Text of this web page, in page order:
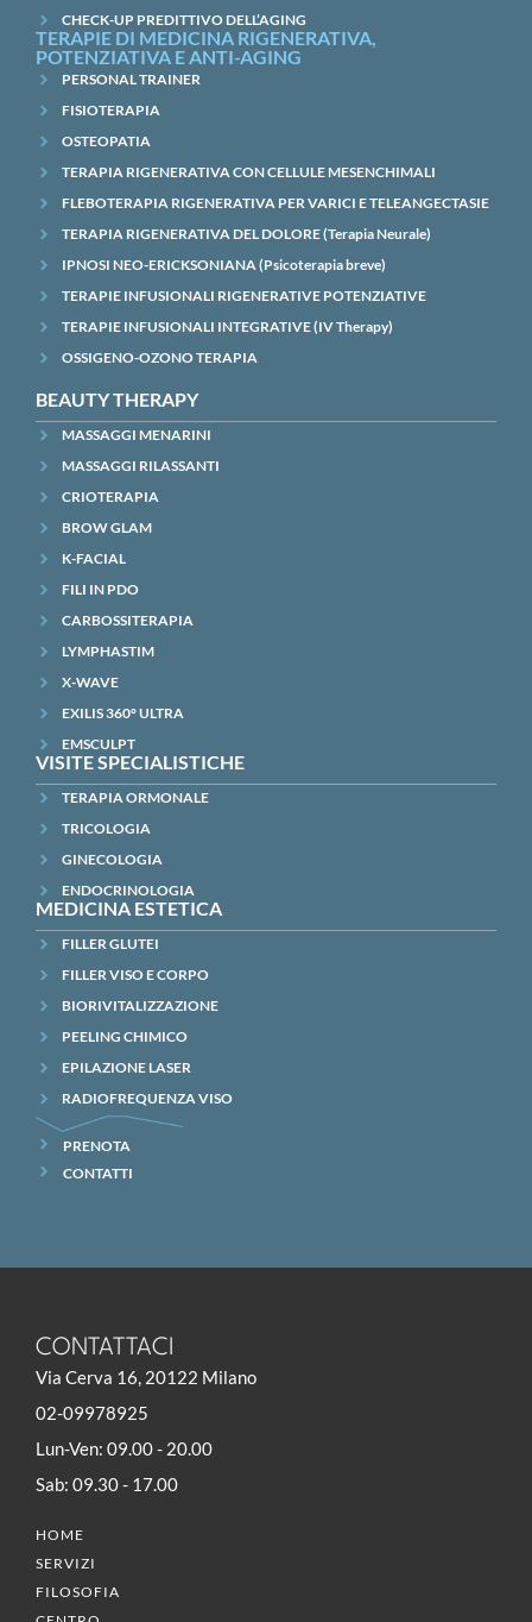
CHECK-UP PREDITTIVO DELL’AGING
TERAPIE DI MEDICINA RIGENERATIVA,
POTENZIATIVA E ANTI-AGING
PERSONAL TRAINER
FISIOTERAPIA
OSTEOPATIA
TERAPIA RIGENERATIVA CON CELLULE MESENCHIMALI
FLEBOTERAPIA RIGENERATIVA PER VARICI E TELEANGECTASIE
TERAPIA RIGENERATIVA DEL DOLORE (Terapia Neurale)
IPNOSI NEO-ERICKSONIANA (Psicoterapia breve)
TERAPIE INFUSIONALI RIGENERATIVE POTENZIATIVE
TERAPIE INFUSIONALI INTEGRATIVE (IV Therapy)
OSSIGENO-OZONO TERAPIA
BEAUTY THERAPY
MASSAGGI MENARINI
MASSAGGI RILASSANTI
CRIOTERAPIA
BROW GLAM
K-FACIAL
FILI IN PDO
CARBOSSITERAPIA
LYMPHASTIM
X-WAVE
EXILIS 360° ULTRA
EMSCULPT
VISITE SPECIALISTICHE
TERAPIA ORMONALE
TRICOLOGIA
GINECOLOGIA
ENDOCRINOLOGIA
MEDICINA ESTETICA
FILLER GLUTEI
FILLER VISO E CORPO
BIORIVITALIZZAZIONE
PEELING CHIMICO
EPILAZIONE LASER
RADIOFREQUENZA VISO
PRENOTA
CONTATTI
CONTATTACI
Via Cerva 16, 20122 Milano
02-09978925
Lun-Ven: 09.00 - 20.00
Sab: 09.30 - 17.00
HOME
SERVIZI
FILOSOFIA